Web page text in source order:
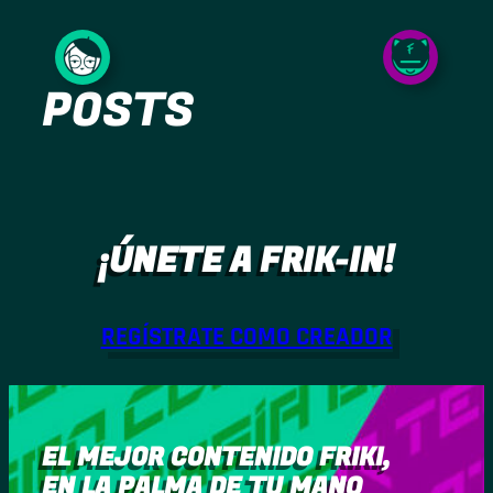
contenido
POSTS
¡ÚNETE A FRIK-IN!
REGÍSTRATE COMO CREADOR
EL MEJOR CONTENIDO FRIKI,